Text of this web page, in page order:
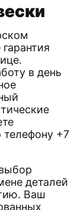
в день
телефону +7
деталей
Ваш